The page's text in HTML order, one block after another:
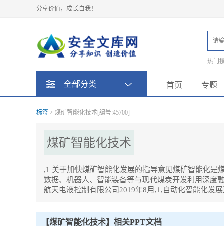
分享价值，成长自我！
热门
全部分类 首页 专题
标签 > 煤矿智能化技术[编号:45700]
煤矿智能化技术
,1 关于加快煤矿智能化发展的指导意见煤矿智能化是
数据、机器人、智能装备等与现代煤炭开发利用深度
航天电液控制有限公司2019年8月,1,自动化智能化发
代煤炭开发利用深度融合，形成全面感知、实时互联、分析决策、。
【煤矿智能化技术】相关PPT文档